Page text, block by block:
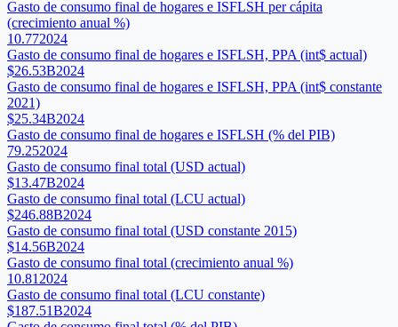
Gasto de consumo final de hogares e ISFLSH per cápita
(crecimiento anual %)
10.772024
Gasto de consumo final de hogares e ISFLSH, PPA (int$ actual)
$26.53B2024
Gasto de consumo final de hogares e ISFLSH, PPA (int$ constante
2021)
$25.34B2024
Gasto de consumo final de hogares e ISFLSH (% del PIB)
79.252024
Gasto de consumo final total (USD actual)
$13.47B2024
Gasto de consumo final total (LCU actual)
$246.88B2024
Gasto de consumo final total (USD constante 2015)
$14.56B2024
Gasto de consumo final total (crecimiento anual %)
10.81 2024
Gasto de consumo final total (LCU constante)
$187.51B2024